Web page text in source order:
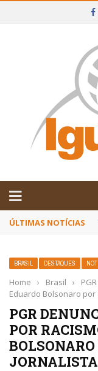
IGUAÍ E
ÚLTIMAS NOTÍCIAS
BRASIL DESTAQUES
Home › Brasil ›
Eduardo Bolsonaro
PGR
POR
JORNALISTA